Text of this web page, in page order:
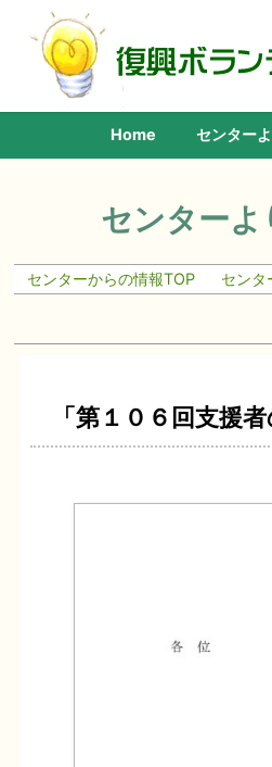
Home センター
センターよ
センターからの情報TOP センタ
「第１０６回支援